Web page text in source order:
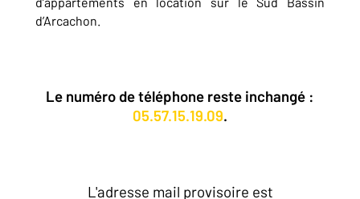
d’Arcachon.
Le numéro de téléphone reste inchangé :
05.57.15.19.09.
L'adresse mail provisoire est